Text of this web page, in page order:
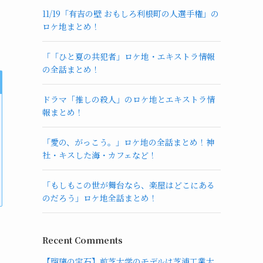
11/19「有吉の壁 おもしろ利根町の人選手権」の
ロケ地まとめ！
「「ひと夏の共犯者」ロケ地・エキストラ情報
の全話まとめ！
ドラマ「推しの殺人」のロケ地とエキストラ情
報まとめ！
「愛の、がっこう。」ロケ地の全話まとめ！神
社・キスした海・カフェなど！
「もしもこの世が舞台なら、楽屋はどこにある
のだろう」ロケ地全話まとめ！
Recent Comments